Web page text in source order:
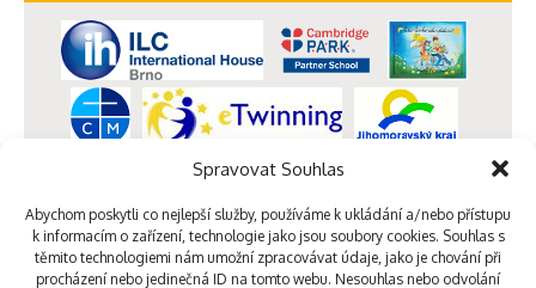
Spravovat Souhlas
Abychom poskytli co nejlepší služby, používáme k ukládání a/nebo přístupu
k informacím o zařízení, technologie jako jsou soubory cookies. Souhlas s
těmito technologiemi nám umožní zpracovávat údaje, jako je chování při
procházení nebo jedinečná ID na tomto webu. Nesouhlas nebo odvolání